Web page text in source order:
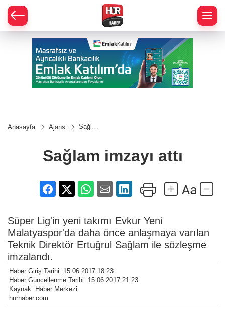
Anasayfa Ajans
Sağlam
Sağlam imzayı attı
Süper Lig'in yeni takımı Evkur Yeni
Malatyaspor'da daha önce anlaşmaya varılan
Teknik Direktör Ertuğrul Sağlam ile sözleşme
imzalandı.
Haber Giriş Tarihi: 15.06.2017 18:23
Haber Güncellenme Tarihi: 15.06.2017 21:23
Kaynak: Haber Merkezi
hurhaber.com